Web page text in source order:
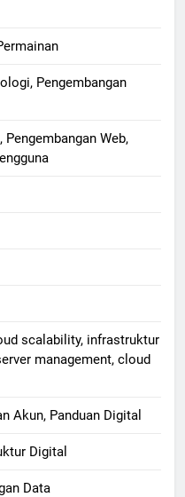
Pengembangan
Web,
scalability, infrastruktur
management, cloud
Akun, Panduan Digital
Digital
Data